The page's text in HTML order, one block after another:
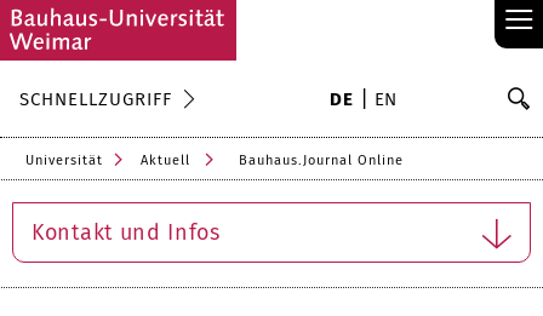
≡
SCHNELLZUGRIFF DE EN
Universität Aktuell Bauhaus.Journal Online
Kontakt und Infos